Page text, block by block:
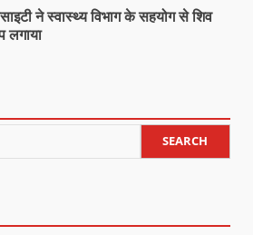
ने स्वास्थ्य विभाग के सहयोग से शिव
लगाया
SEARCH